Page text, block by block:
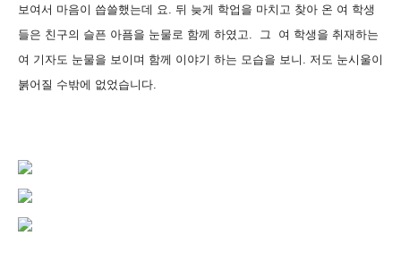
보여서 마음이 씁쓸했는데 요. 뒤 늦게 학업을 마치고 찾아 온 여 학생
들은 친구의 슬픈 아픔을 눈물로 함께 하였고.
그 여 학생을 취재하는
여 기자도 눈물을 보이며 함께 이야기 하는 모습을 보니. 저도 눈시울이
붉어질 수밖에 없었습니다.